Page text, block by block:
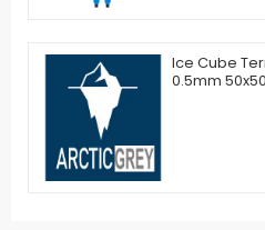
Ice Cube
0.5mm